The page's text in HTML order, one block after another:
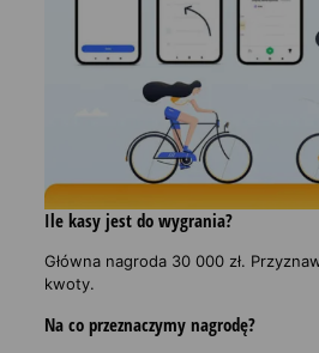
Ile kasy jest do wygrania?
Główna nagroda 30 000 zł.
kwoty.
Na co przeznaczymy nagrodę?